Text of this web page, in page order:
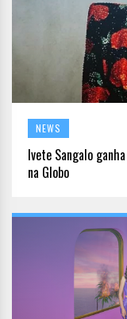
NEWS
Ivete Sangalo
na Globo